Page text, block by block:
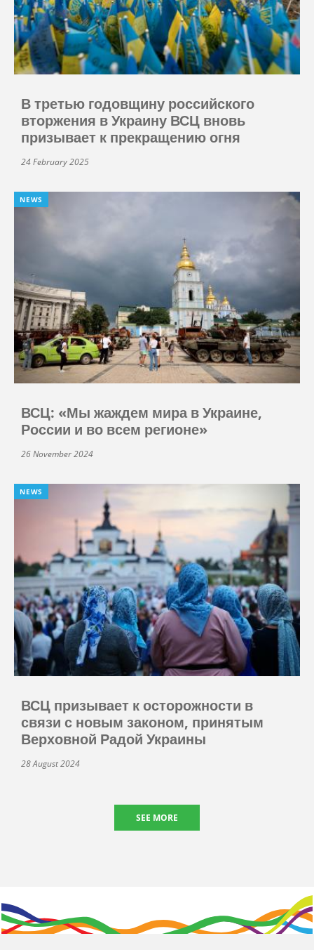
В третью годовщину российского
вторжения в Украину ВСЦ вновь
призывает к прекращению огня
24 February 2025
NEWS
ВСЦ: «Мы жаждем мира в Украине,
России и во всем регионе»
26 November 2024
NEWS
ВСЦ призывает к осторожности в
связи с новым законом, принятым
Верховной Радой Украины
28 August 2024
SEE MORE